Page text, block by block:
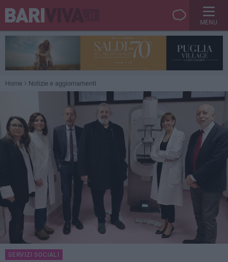
MENU
Home Notizie e aggiornamenti
SERVIZI SOCIALI